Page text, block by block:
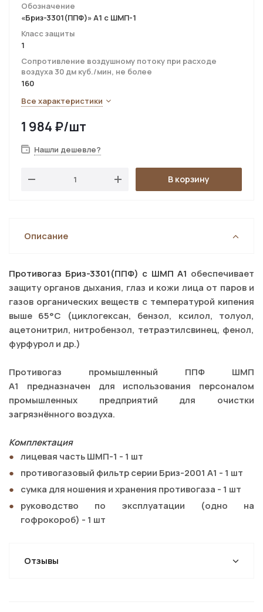
Обозначение
«Бриз-3301(ППФ)» A1 с ШМП-1
Класс защиты
1
Сопротивление воздушному потоку при расходе
воздуха 30 дм куб./мин, не более
160
Все характеристики
1 984 ₽/шт
Нашли дешевле?
В корзину
Описание
Противогаз Бриз-3301(ППФ) c ШМП A1 обеспечивает
защиту органов дыхания, глаз и кожи лица от паров и
газов органических веществ с температурой кипения
выше 65°С (циклогексан, бензол, ксилол, толуол,
ацетонитрил, нитробензол, тетраэтилсвинец, фенол,
фурфурол и др.)
Противогаз промышленный ППФ ШМП
A1 предназначен для использования персоналом
промышленных предприятий для очистки
загрязнённого воздуха.
Комплектация
лицевая часть ШМП-1 - 1 шт
противогазовый фильтр серии Бриз-2001 A1 - 1 шт
сумка для ношения и хранения противогаза - 1 шт
руководство по эксплуатации (одно на
гофрокороб) - 1 шт
Отзывы